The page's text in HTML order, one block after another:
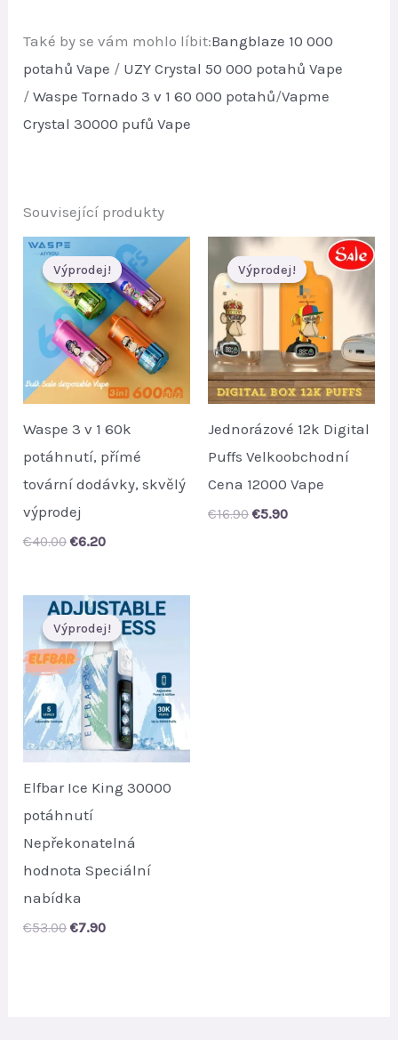
Také by se vám mohlo líbit:Bangblaze 10 000
potahů Vape / UZY Crystal 50 000 potahů Vape
/Waspe Tornado 3 v 1 60 000 potahů/Vapme
Crystal 30000 pufů Vape
Související produkty
Výprodej!
Výprodej!
Waspe 3 v 1 60k
potáhnutí, přímé
tovární dodávky, skvělý
výprodej
€40.00 Original
€40.00.
€6.20Current
€6.20.
Výprodej!
Výprodej!
Jednorázové 12k Digital
Puffs Velkoobchodní
Cena 12000 Vape
€16.90 Original
€5.90Current
Výprodej!
Výprodej!
Elfbar Ice King 30000
potáhnutí
Nepřekonatelná
hodnota Speciální
nabídka
€53.00 Original
€7.90Current